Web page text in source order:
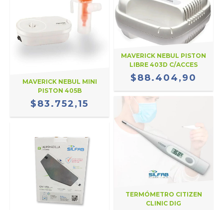
MAVERICK NEBUL MINI
PISTON 405B
$83.752,15
MAVERICK NEBUL PISTON
LIBRE 403D C/ACCES
$88.404,90
TERMÓMETRO CITIZEN
CLINIC DIG